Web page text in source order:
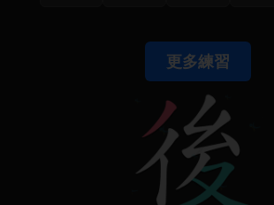
更多練習